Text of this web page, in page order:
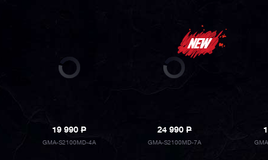
19 990P
GMA-S2100MD-4A
24 990P
GMA-S2100MD-7A